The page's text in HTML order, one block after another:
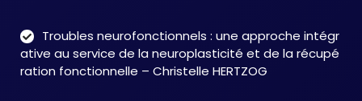
Accompagnement
:
accompagner
Troubles neurofonctionnels : une approche intégr
ative au service de la neuroplasticité et de la récupé
ration fonctionnelle – Christelle HERTZOG